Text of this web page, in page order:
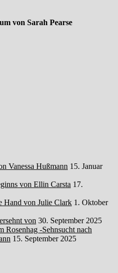
von Sarah Pearse
Vanessa Hußmann 15. Januar
von Ellin Carsta 17.
Hand von Julie Clark 1. Oktober
von 30. September 2025
Rosenhag -Sehnsucht nach
15. September 2025